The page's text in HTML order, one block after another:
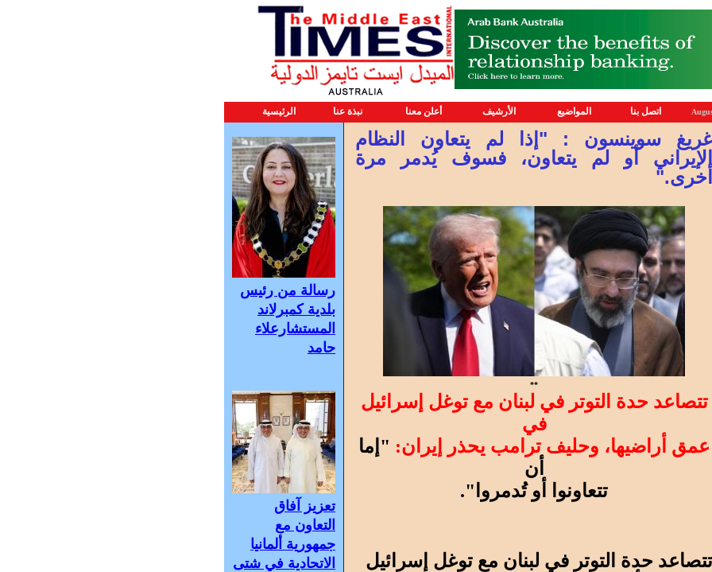
اتصل بنا المواضيع الأرشيف أعلن معنا نبذة عنا الرئيسية
غريغ سوينسون : "إذا لم يتعاون النظام
الإيراني أو لم يتعاون، فسوف يُدمر مرة
أخرى."
**
تتصاعد حدة التوتر في لبنان مع توغل إسرائيل
في
عمق أراضيها، وحليف ترامب يحذر إيران: "إما
أن
تتعاونوا أو تُدمروا".
تتصاعد حدة التوتر في لبنان مع توغل إسرائيل
رسالة من رئيس
بلدية كمبرلاند
المستشارعلاء
حامد
تعزيز آفاق
التعاون مع
جمهورية ألمانيا
الاتحادية في شتى